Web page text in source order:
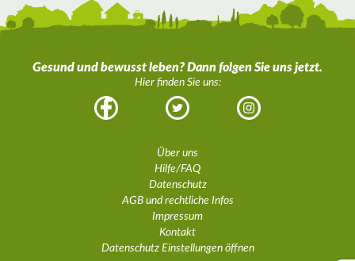
Gesund und bewusst leben? Dann folgen Sie uns jetzt.
Hier finden Sie uns:
Facebook Twitter Instagram
Über uns
Hilfe/FAQ
Datenschutz
AGB und rechtliche Infos
Impressum
Kontakt
Datenschutz Einstellungen öffnen